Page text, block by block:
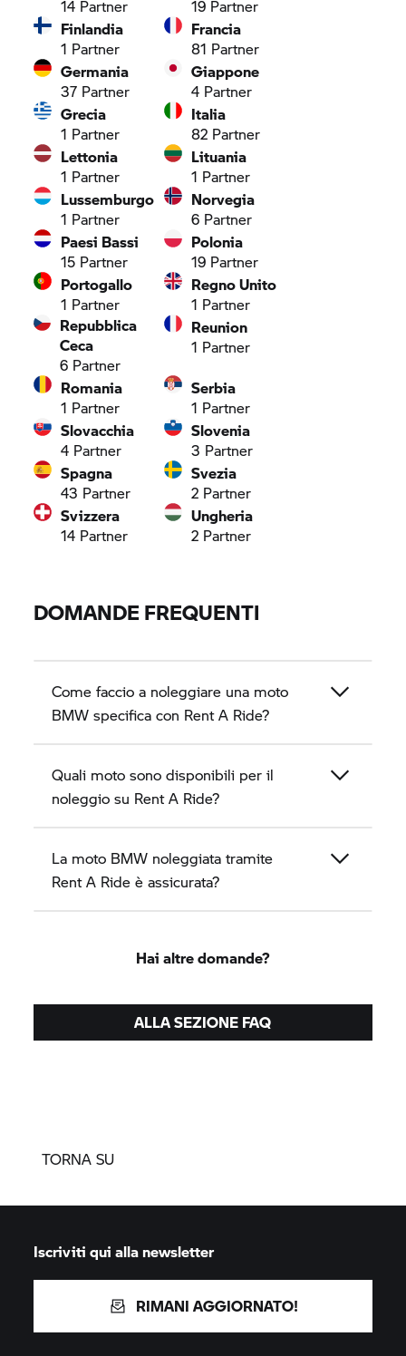
14 Partner 19 Partner
Finlandia
1 Partner
Francia
81 Partner
Germania
37 Partner
Giappone
4 Partner
Grecia
1 Partner
Italia
82 Partner
Lettonia
1 Partner
Lituania
1 Partner
Lussemburgo
1 Partner
Norvegia
6 Partner
Paesi Bassi
15 Partner
Polonia
19 Partner
Portogallo
1 Partner
Regno Unito
1 Partner
Repubblica
Ceca
6 Partner
Reunion
1 Partner
Romania
1 Partner
Serbia
1 Partner
Slovacchia
4 Partner
Slovenia
3 Partner
Spagna
43 Partner
Svezia
2 Partner
Svizzera
14 Partner
Ungheria
2 Partner
DOMANDE FREQUENTI
Come faccio a noleggiare una moto
BMW specifica con Rent A Ride?
Quali moto sono disponibili per il
noleggio su Rent A Ride?
La moto BMW noleggiata tramite
Rent A Ride è assicurata?
Hai altre domande?
ALLA SEZIONE FAQ
TORNA SU
Iscriviti qui alla newsletter
RIMANI AGGIORNATO!